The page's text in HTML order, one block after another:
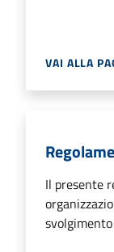
VAI ALLA
Il presente